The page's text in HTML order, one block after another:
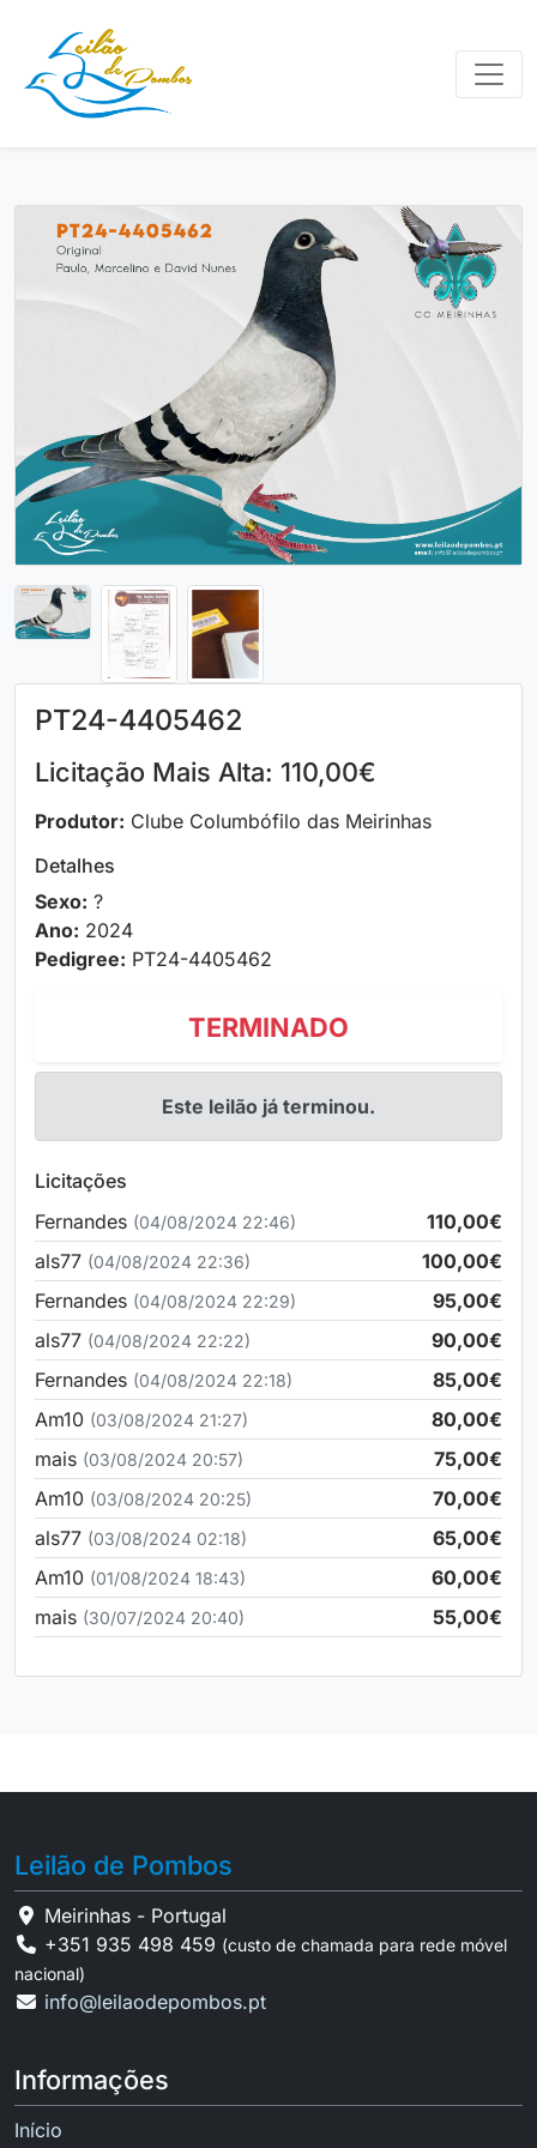
PT24-4405462
Licitação Mais Alta: 110,00€
Produtor: Clube Columbófilo das Meirinhas
Detalhes
Sexo: ?
Ano: 2024
Pedigree: PT24-4405462
TERMINADO
Este leilão já terminou.
Licitações
Fernandes (04/08/2024 22:46)
110,00€
als77 (04/08/2024 22:36)
100,00€
Fernandes (04/08/2024 22:29)
95,00€
als77 (04/08/2024 22:22)
90,00€
Fernandes (04/08/2024 22:18)
85,00€
Am10 (03/08/2024 21:27)
80,00€
mais (03/08/2024 20:57)
75,00€
Am10 (03/08/2024 20:25)
70,00€
als77 (03/08/2024 02:18)
65,00€
Am10 (01/08/2024 18:43)
60,00€
mais (30/07/2024 20:40) 55,00€
Leilão de Pombos
Meirinhas - Portugal
+351 935 498 459 (custo de chamada para rede móvel
nacional)
info@leilaodepombos.pt
Informações
Início